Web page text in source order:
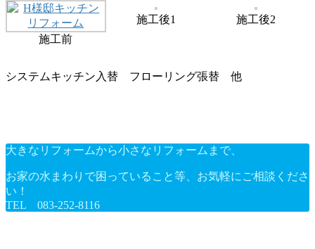
施工前
施工後1 施工後2
システムキッチン入替 フローリング張替 他
大きなリフォームから小さなリフォームまで、
お家の水まわりで困っていること等、お気軽にご相談くださ
い！
TEL 083-252-8116